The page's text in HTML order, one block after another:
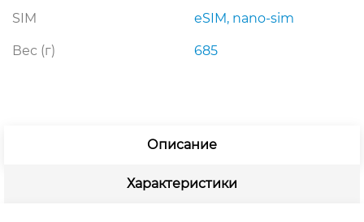
SIM eSIM, nano-sim
Вес (г) 685
Описание
Характеристики